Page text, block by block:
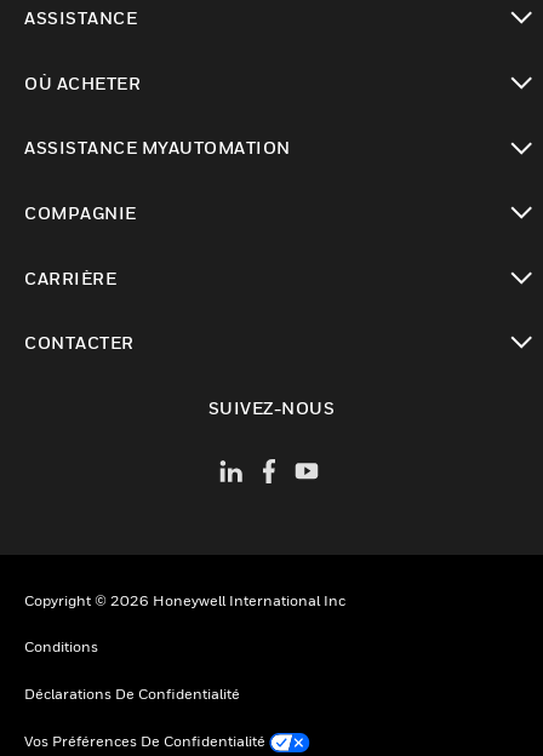
ASSISTANCE
OÙ ACHETER
ASSISTANCE MYAUTOMATION
COMPAGNIE
CARRIÈRE
CONTACTER
SUIVEZ-NOUS
Copyright © 2026 Honeywell International Inc
Conditions
Déclarations De Confidentialité
Vos Préférences De Confidentialité